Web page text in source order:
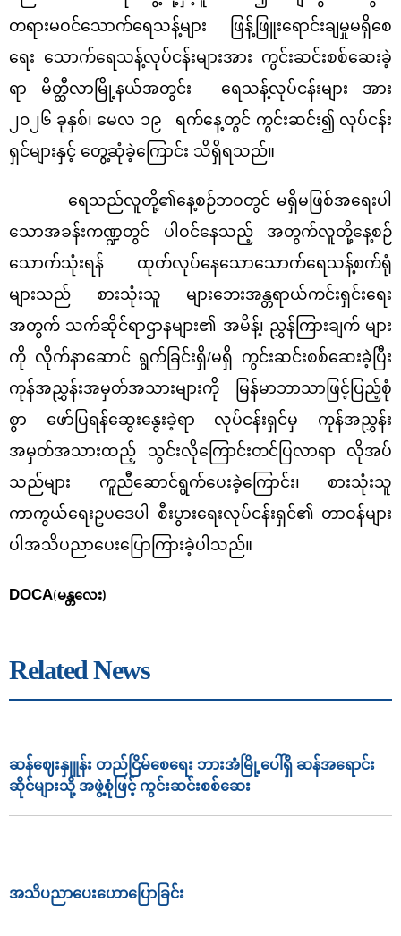
တရားမဝင်သောက်ရေသန့်များ ဖြန့်ဖြူးရောင်းချမှုမရှိစေ
ရေး သောက်ရေသန့်လုပ်ငန်းများအား ကွင်းဆင်းစစ်ဆေးခဲ့
ရာ မိတ္ထီလာမြို့နယ်အတွင်း ရေသန့်လုပ်ငန်းများ အား
၂၀၂၆ ခုနှစ်၊ မေလ ၁၉ ရက်နေ့တွင် ကွင်းဆင်း၍ လုပ်ငန်း
ရှင်များနှင့် တွေ့ဆုံခဲ့ကြောင်း သိရှိရသည်။
ရေသည်လူတို့၏နေ့စဉ်ဘဝတွင် မရှိမဖြစ်အရေးပါ
သောအခန်းကဏ္ဍတွင် ပါဝင်နေသည့် အတွက်လူတို့နေ့စဉ်
သောက်သုံးရန် ထုတ်လုပ်နေသောသောက်ရေသန့်စက်ရုံ
များသည် စားသုံးသူ များဘေးအန္တရာယ်ကင်းရှင်းရေး
အတွက် သက်ဆိုင်ရာဌာနများ၏ အမိန့်၊ ညွှန်ကြားချက် များ
ကို လိုက်နာဆောင် ရွက်ခြင်းရှိ/မရှိ ကွင်းဆင်းစစ်ဆေးခဲ့ပြီး
ကုန်အညွှန်းအမှတ်အသားများကို မြန်မာဘာသာဖြင့်ပြည့်စုံ
စွာ ဖော်ပြရန်ဆွေးနွေးခဲ့ရာ လုပ်ငန်းရှင်မှ ကုန်အညွှန်း
အမှတ်အသားထည့် သွင်းလိုကြောင်းတင်ပြလာရာ လိုအပ်
သည်များ ကူညီဆောင်ရွက်ပေးခဲ့ကြောင်း၊ စားသုံးသူ
ကာကွယ်ရေးဥပဒေပါ စီးပွားရေးလုပ်ငန်းရှင်၏ တာဝန်များ
ပါအသိပညာပေးပြောကြားခဲ့ပါသည်။
DOCA(မန္တလေး)
Related News
ဆန်ဈေးနှုူန်း တည်ငြိမ်စေရေး ဘားအံမြို့ပေါ်ရှိ ဆန်အရောင်း
ဆိုင်များသို့ အဖွဲ့စုံဖြင့် ကွင်းဆင်းစစ်ဆေး
အသိပညာ‌ပေး‌ဟောပြောခြင်း